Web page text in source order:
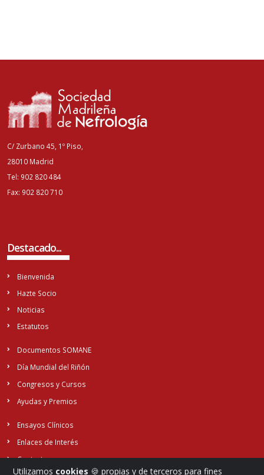
C/ Zurbano 45, 1º Piso,
28010 Madrid
Tel: 902 820 484
Fax: 902 820 710
Destacado...
Bienvenida
Hazte Socio
Noticias
Estatutos
Documentos SOMANE
Día Mundial del Riñón
Congresos y Cursos
Ayudas y Premios
Ensayos Clínicos
Enlaces de Interés
Contacto
Utilizamos cookies 🍪 propias y de terceros para fines